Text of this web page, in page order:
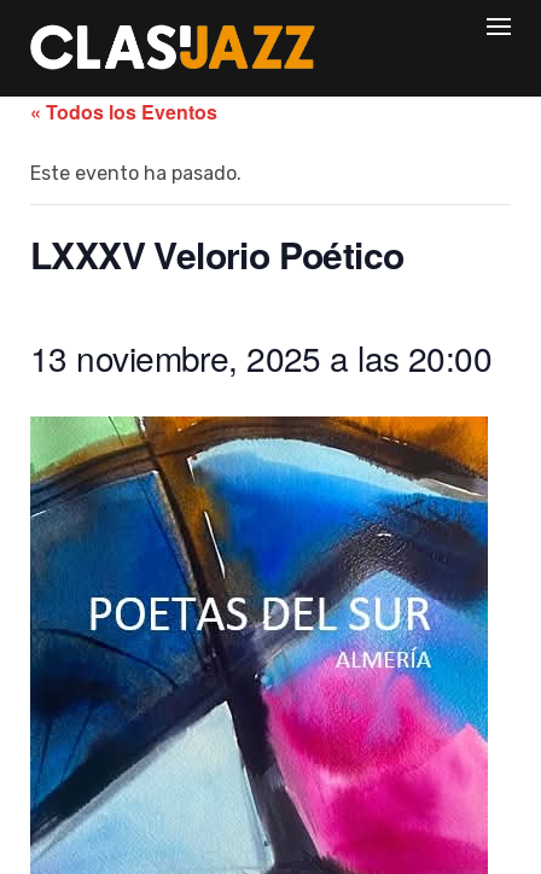
content
« Todos los Eventos
Este evento ha pasado.
LXXXV Velorio Poético
13 noviembre, 2025 a las 20:00